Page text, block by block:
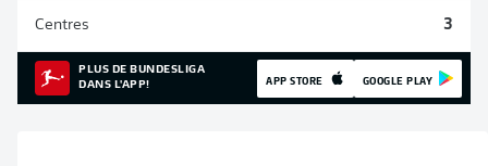
Centres 3
PLUS DE BUNDESLIGA
DANS L'APP!
APP STORE GOOGLE PLAY